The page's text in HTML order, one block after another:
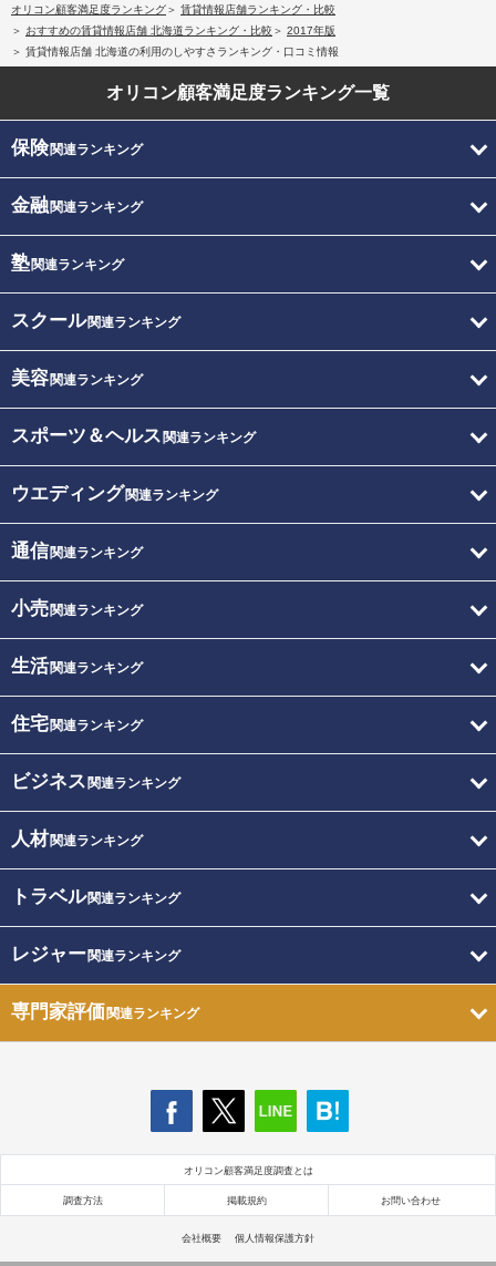
オリコン顧客満足度ランキング
賃貸情報店舗ランキング・比較
おすすめの賃貸情報店舗 北海道ランキング・比較
2017年版
賃貸情報店舗 北海道の利用のしやすさランキング・口コミ情報
オリコン顧客満足度ランキング一覧
保険関連ランキング
金融関連ランキング
塾関連ランキング
スクール関連ランキング
美容関連ランキング
スポーツ＆ヘルス 関連ランキング
ウエディング関連ランキング
通信関連ランキング
小売関連ランキング
生活関連ランキング
住宅関連ランキング
ビジネス 関連ランキング
人材関連ランキング
トラベル関連ランキング
レジャー関連ランキング
専門家評価関連ランキング
オリコン顧客満足度調査とは
調査方法 掲載規約 お問い合わせ
会社概要 個人情報保護方針